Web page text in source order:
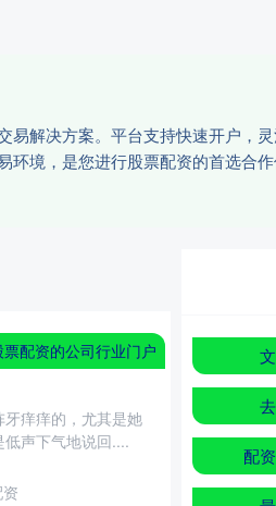
解决方案。平台支持快速开户，
境，是您进行股票配资的首选合
痒痒的，尤其是她
声下气地说回....
票配资的公司行业门户
配